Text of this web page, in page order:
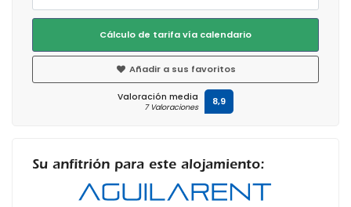
Cálculo de tarifa vía calendario
Añadir a sus favoritos
Valoración media
7 Valoraciones 8,9
Su anfitrión para este alojamiento: